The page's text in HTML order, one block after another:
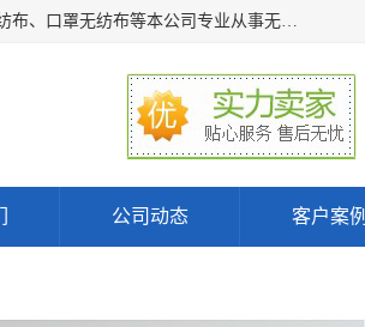
常熟市百利弗无纺制品有限公司主营：无纺布制品、医用无纺布、服装辅料衬布、眼贴无纺布、口罩无纺布等本公司专业从事无纺布制品的生产及销售。生产各种规格裁片折叠无纺布、一次性足浴巾、卷材服装衬布、印花复合类无纺布制品、环保购物袋、电子产品包装袋以及特殊功能新型无纺布。广泛用于服装，基布，包装，家居建筑、卫生材料等领域。
公司动态 客户案例